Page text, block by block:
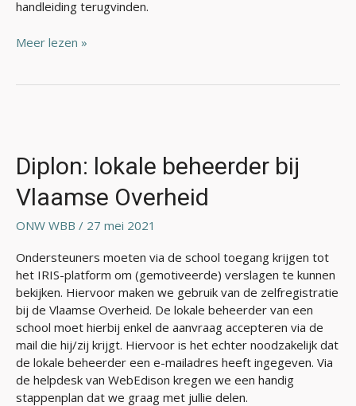
handleiding terugvinden.
Meer lezen »
Diplon: lokale beheerder bij
Vlaamse Overheid
ONW WBB / 27 mei 2021
Ondersteuners moeten via de school toegang krijgen tot
het IRIS-platform om (gemotiveerde) verslagen te kunnen
bekijken. Hiervoor maken we gebruik van de zelfregistratie
bij de Vlaamse Overheid. De lokale beheerder van een
school moet hierbij enkel de aanvraag accepteren via de
mail die hij/zij krijgt. Hiervoor is het echter noodzakelijk dat
de lokale beheerder een e-mailadres heeft ingegeven. Via
de helpdesk van WebEdison kregen we een handig
stappenplan dat we graag met jullie delen.
beheerder
bij
Vlaamse
Overheid